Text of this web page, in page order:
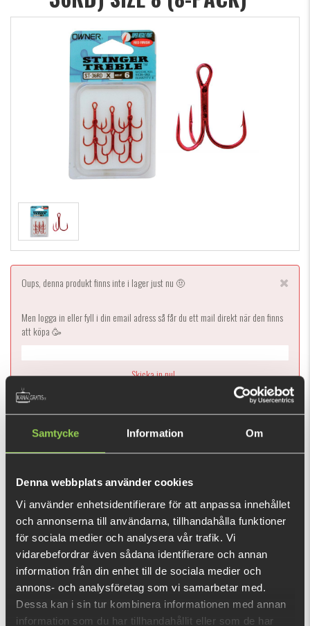
Samtycke Information Om
Denna webbplats använder cookies
Vi använder enhetsidentifierare för att anpassa innehållet
och annonserna till användarna, tillhandahålla funktioner
för sociala medier och analysera vår trafik. Vi
vidarebefordrar även sådana identifierare och annan
information från din enhet till de sociala medier och
annons- och analysföretag som vi samarbetar med.
Dessa kan i sin tur kombinera informationen med annan
information som du har tillhandahållit eller som de har
Oups, denna produkt finns inte i lager just nu 🤨
Men logga in eller fyll i din email adress så får du ett mail direkt när den finns
att köpa 🥳
Ej i lager
79 kr
Dessa krokar är idealiska för gädd riggning och stingerriggar.
Den här produkten ger dig 158 fishcoins
nu!
Vad är detta?
INFORMATION SPECIFIKATION